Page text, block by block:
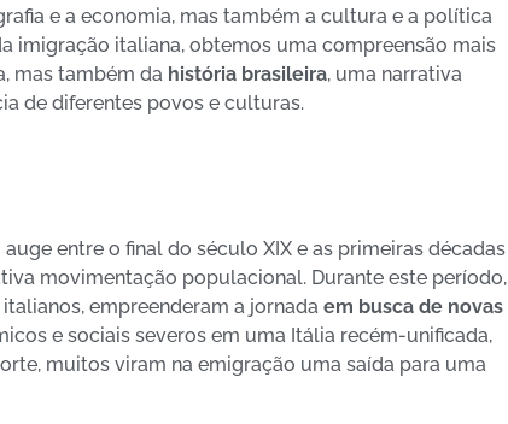
e a economia, mas também a cultura e a política
imigração italiana, obtemos uma compreensão mais
mas também da história brasileira, uma narrativa
de diferentes povos e culturas.
entre o final do século XIX e as primeiras décadas
movimentação populacional. Durante este período,
empreenderam a jornada em busca de novas
e sociais severos em uma Itália recém-unificada,
muitos viram na emigração uma saída para uma